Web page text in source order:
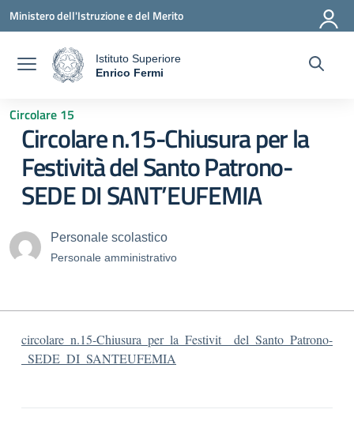
Vai ai contenuti
Vai al menu di navigazione
Vai al footer
Ministero dell'Istruzione e del Merito
Istituto Superiore
Enrico Fermi
Circolare 15
Circolare n.15-Chiusura per la
Festività del Santo Patrono-
SEDE DI SANT’EUFEMIA
Personale scolastico
Personale amministrativo
circolare_n.15-Chiusura_per_la_Festivit__del_Santo_Patrono-
_SEDE_DI_SANTEUFEMIA